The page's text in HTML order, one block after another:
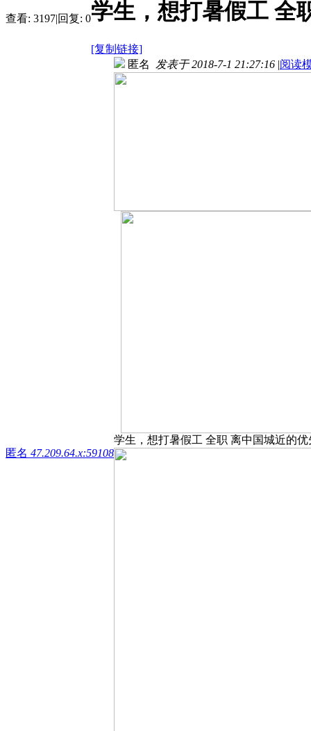
查看: 3197|回复: 0学生，想打暑假工 全
[复制链接]
匿名 47.209.64.x:59108
匿名 发表于 2018-7-1 21:27:16 |阅读
学生，想打暑假工 全职 离中国城近的优